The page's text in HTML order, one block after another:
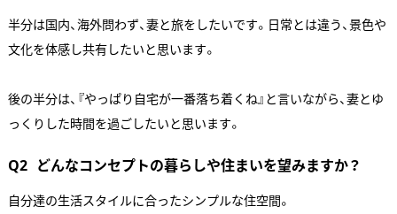
半分は国内、海外問わず、妻と旅をしたいです。日常とは違う、景色や
文化を体感し共有したいと思います。
後の半分は、『やっぱり自宅が一番落ち着くね』と言いながら、妻とゆ
っくりした時間を過ごしたいと思います。
Q2 どんなコンセプトの暮らしや住まいを望みますか？
自分達の生活スタイルに合ったシンプルな住空間。